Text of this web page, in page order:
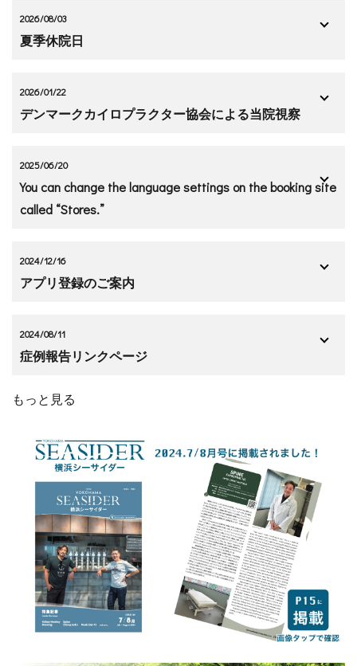
2026/08/03
夏季休院日
2026/01/22
デンマークカイロプラクター協会による当院視察
2025/06/20
You can change the language settings on the booking site
called “Stores.”
2024/12/16
アプリ登録のご案内
2024/08/11
症例報告リンクページ
もっと見る